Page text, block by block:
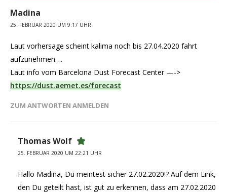
Madina
25. FEBRUAR 2020 UM 9:17 UHR
Laut vorhersage scheint kalima noch bis 27.04.2020 fahrt
aufzunehmen….
Laut info vom Barcelona Dust Forecast Center —->
https://dust.aemet.es/forecast
ZUM ANTWORTEN ANMELDEN
Thomas Wolf
25. FEBRUAR 2020 UM 22:21 UHR
Hallo Madina, Du meintest sicher 27.02.2020!? Auf dem Link,
den Du geteilt hast, ist gut zu erkennen, dass am 27.02.2020